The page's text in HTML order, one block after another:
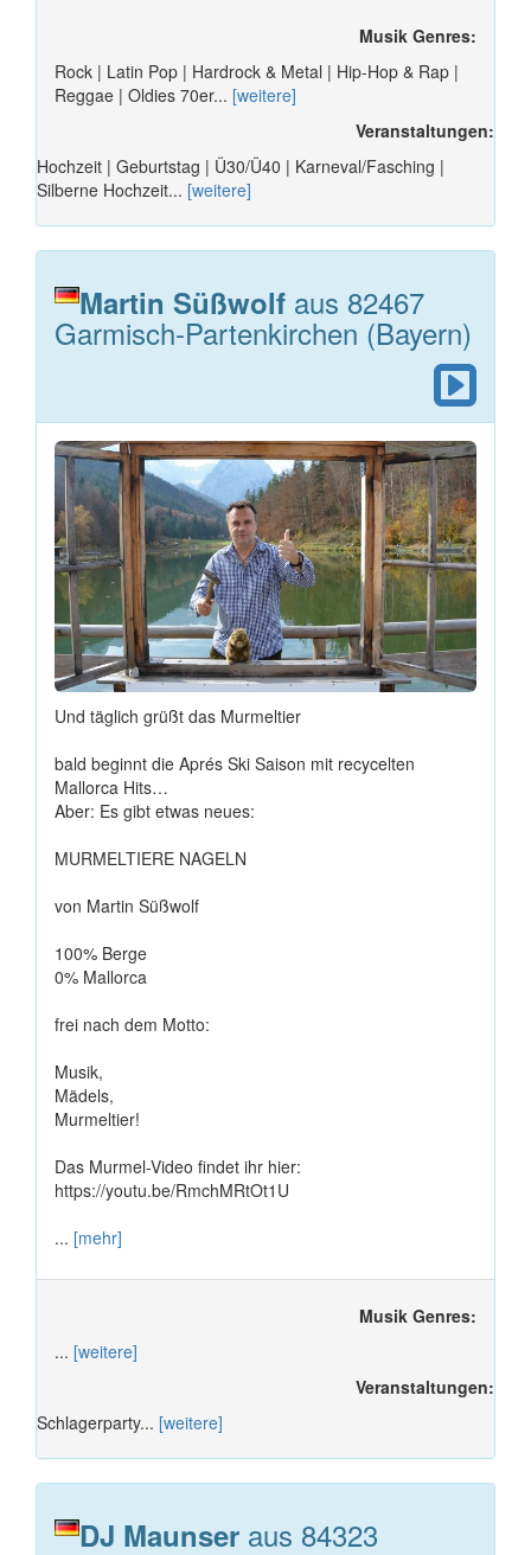
Musik Genres:
Rock | Latin Pop | Hardrock & Metal | Hip-Hop & Rap |
Reggae | Oldies 70er... [weitere]
Veranstaltungen:
Hochzeit | Geburtstag | Ü30/Ü40 | Karneval/Fasching |
Silberne Hochzeit... [weitere]
Martin Süßwolf aus 82467
Garmisch-Partenkirchen (Bayern)
Und täglich grüßt das Murmeltier
bald beginnt die Aprés Ski Saison mit recycelten
Mallorca Hits…
Aber: Es gibt etwas neues:
MURMELTIERE NAGELN
von Martin Süßwolf
100% Berge
0% Mallorca
frei nach dem Motto:
Musik,
Mädels,
Murmeltier!
Das Murmel-Video findet ihr hier:
https://youtu.be/RmchMRtOt1U
... [mehr]
Musik Genres:
... [weitere]
Veranstaltungen:
Schlagerparty... [weitere]
DJ Maunser aus 84323